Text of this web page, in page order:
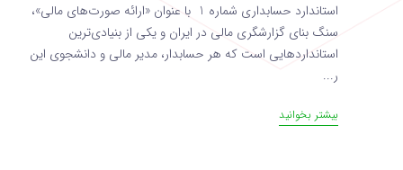
استاندارد حسابداری شماره 1 با عنوان «ارائه صورت‌های مالی»،
سنگ بنای گزارشگری مالی در ایران و یکی از بنیادی‌ترین
استانداردهایی است که هر حسابدار، مدیر مالی و دانشجوی این
ر...
بیشتر بخوانید